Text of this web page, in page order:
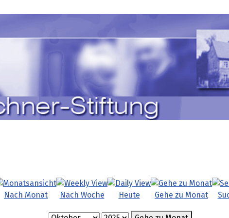
Nach Monat Nach Woche Heute Gehe zu Monat